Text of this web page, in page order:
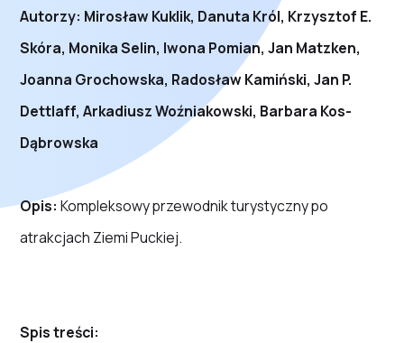
Autorzy: Mirosław Kuklik, Danuta Król, Krzysztof E.
Skóra, Monika Selin, Iwona Pomian, Jan Matzken,
Joanna Grochowska, Radosław Kamiński, Jan P.
Dettlaff, Arkadiusz Woźniakowski, Barbara Kos-
Dąbrowska
Opis:Kompleksowy przewodnik turystyczny po
atrakcjach Ziemi Puckiej.
Spis treści: